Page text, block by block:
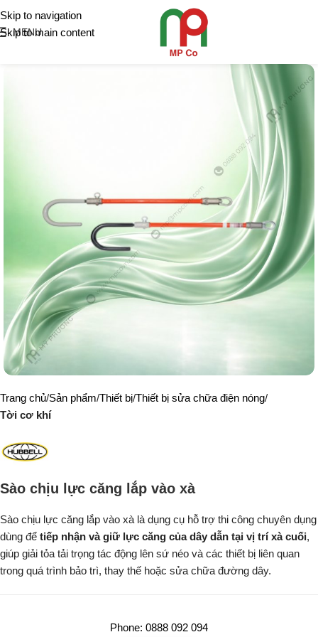
Skip to navigation
Skip to main content
MENU
Trang chủ Sản phẩm Thiết bị Thiết bị sửa chữa điện nóng
Tời cơ khí
Sào chịu lực căng lắp vào xà
Sào chịu lực căng lắp vào xà là dụng cụ hỗ trợ thi công chuyên dụng
dùng để tiếp nhận và giữ lực căng của dây dẫn tại vị trí xà cuối,
giúp giải tỏa tải trọng tác động lên sứ néo và các thiết bị liên quan
trong quá trình bảo trì, thay thế hoặc sửa chữa đường dây.
Phone: 0888 092 094